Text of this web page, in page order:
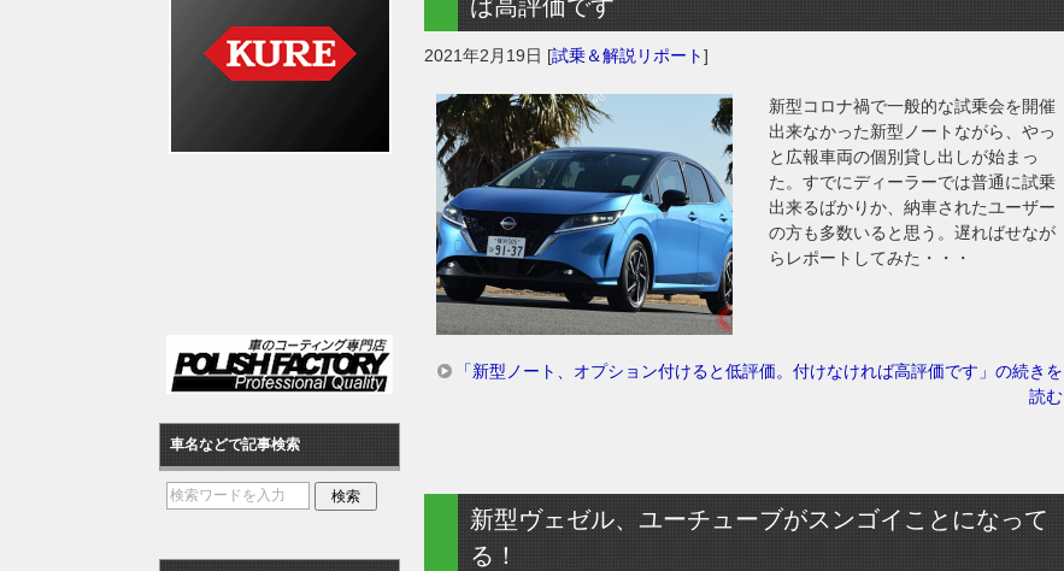
ば高評価です
2021年2月19日 [試乗＆解説リポート]
新型コロナ禍で一般的な試乗会を開催
出来なかった新型ノートながら、やっ
と広報車両の個別貸し出しが始まっ
た。すでにディーラーでは普通に試乗
出来るばかりか、納車されたユーザー
の方も多数いると思う。遅ればせなが
らレポートしてみた・・・
「新型ノート、オプション付けると低評価。付けなければ高評価です」の続きを
読む
新型ヴェゼル、ユーチューブがスンゴイことになって
る！
車名などで記事検索